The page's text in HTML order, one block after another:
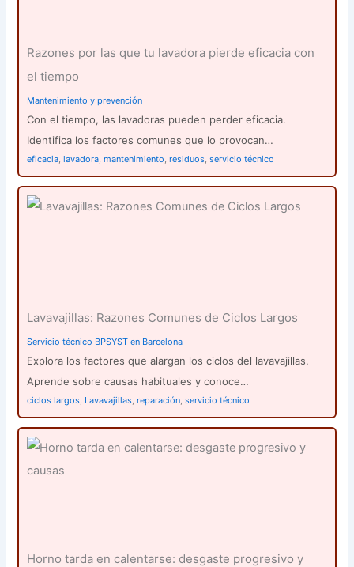
Razones por las que tu lavadora pierde eficacia con
el tiempo
Mantenimiento y prevención
Con el tiempo, las lavadoras pueden perder eficacia.
Identifica los factores comunes que lo provocan…
eficacia ,lavadora ,mantenimiento ,residuos ,servicio técnico
Lavavajillas: Razones Comunes de Ciclos Largos
Servicio técnico BPSYST en Barcelona
Explora los factores que alargan los ciclos del lavavajillas.
Aprende sobre causas habituales y conoce…
ciclos largos Lavavajillas ,reparación ,servicio técnico
Horno tarda en calentarse: desgaste progresivo y